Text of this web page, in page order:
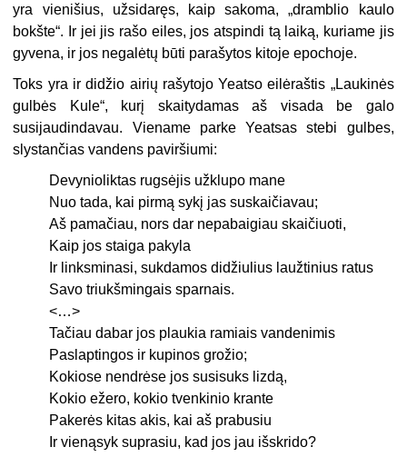
yra vienišius, užsidaręs, kaip sakoma, „dramblio kaulo
bokšte“. Ir jei jis rašo eiles, jos atspindi tą laiką, kuriame jis
gyvena, ir jos negalėtų būti parašytos kitoje epochoje.
Toks yra ir didžio airių rašytojo Yeatso eilėraštis „Laukinės
gulbės Kule“, kurį skaitydamas aš visada be galo
susijaudindavau. Viename parke Yeatsas stebi gulbes,
slystančias vandens paviršiumi:
Devynioliktas rugsėjis užklupo mane
Nuo tada, kai pirmą sykį jas suskaičiavau;
Aš pamačiau, nors dar nepabaigiau skaičiuoti,
Kaip jos staiga pakyla
Ir linksminasi, sukdamos didžiulius laužtinius ratus
Savo triukšmingais sparnais.
<…>
Tačiau dabar jos plaukia ramiais vandenimis
Paslaptingos ir kupinos grožio;
Kokiose nendrėse jos susisuks lizdą,
Kokio ežero, kokio tvenkinio krante
Pakerės kitas akis, kai aš prabusiu
Ir vienąsyk suprasiu, kad jos jau išskrido?